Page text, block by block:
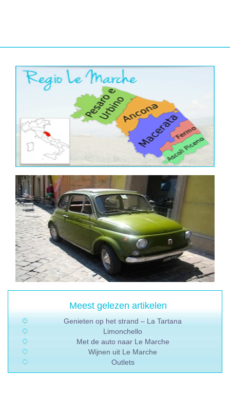
Meest gelezen artikelen
Genieten op het strand – La Tartana
Limonchello
Met de auto naar Le Marche
Wijnen uit Le Marche
Outlets